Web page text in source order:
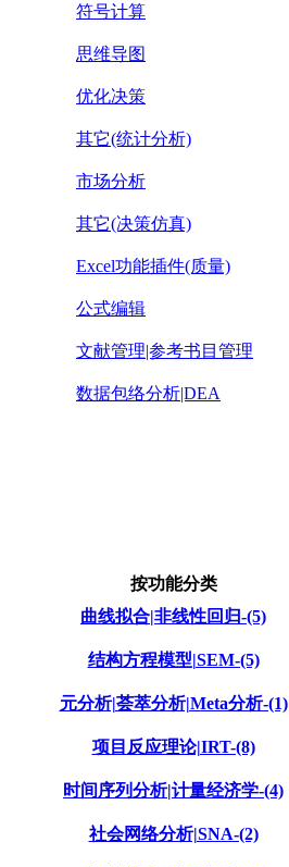
符号计算
思维导图
优化决策
其它(统计分析)
市场分析
其它(决策仿真)
Excel功能插件(质量)
公式编辑
文献管理|参考书目管理
数据包络分析|DEA
按功能分类
曲线拟合|非线性回归-(5)
结构方程模型|SEM-(5)
元分析|荟萃分析|Meta分析-(1)
项目反应理论|IRT-(8)
时间序列分析|计量经济学-(4)
社会网络分析|SNA-(2)